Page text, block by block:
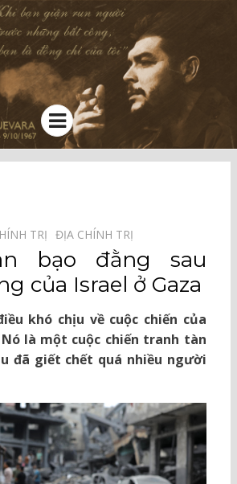
Menu
TRỊ⠀ ĐỊA CHÍNH TRỊ⠀
bạo đằng sau
của Israel ở Gaza
khó chịu về cuộc chiến của
là một cuộc chiến tranh tàn
đã giết chết quá nhiều người